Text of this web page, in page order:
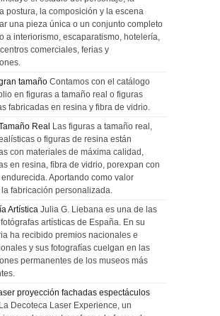
postura, la composición y la escena
una pieza única o un conjunto completo
a interiorismo, escaparatismo, hotelería,
comerciales, ferias y
tamaño Contamos con el catálogo
en figuras a tamaño real o figuras
fabricadas en resina y fibra de vidrio.
Real Las figuras a tamaño real,
o figuras de resina están
con materiales de máxima calidad,
en resina, fibra de vidrio, porexpan con
Aportando como valor
fabricación personalizada.
Artística Julia G. Liebana es una de las
artísticas de España. En su
ha recibido premios nacionales e
y sus fotografías cuelgan en las
permanentes de los museos más
proyección fachadas espectáculos
La Decoteca Laser Experience, un